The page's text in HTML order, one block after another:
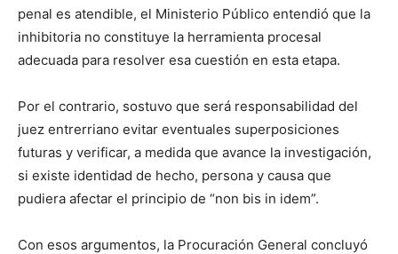
penal es atendible, el Ministerio Público entendió que la
inhibitoria no constituye la herramienta procesal
adecuada para resolver esa cuestión en esta etapa.
Por el contrario, sostuvo que será responsabilidad del
juez entrerriano evitar eventuales superposiciones
futuras y verificar, a medida que avance la investigación,
si existe identidad de hecho, persona y causa que
pudiera afectar el principio de “non bis in idem”.
Con esos argumentos, la Procuración General concluyó